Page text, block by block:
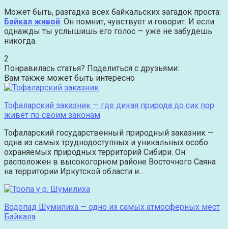
Может быть, разгадка всех байкальских загадок проста:
Байкал живой. Он помнит, чувствует и говорит. И если
однажды ты услышишь его голос — уже не забудешь
никогда.
2
Понравилась статья? Поделиться с друзьями:
Вам также может быть интересно
Тофаларский заказник — где дикая природа до сих пор
живёт по своим законам
Тофаларский государственный природный заказник —
одна из самых труднодоступных и уникальных особо
охраняемых природных территорий Сибири. Он
расположен в высокогорном районе Восточного Саяна
на территории Иркутской области и…
Водопад Шумилиха — одно из самых атмосферных мест
Байкала